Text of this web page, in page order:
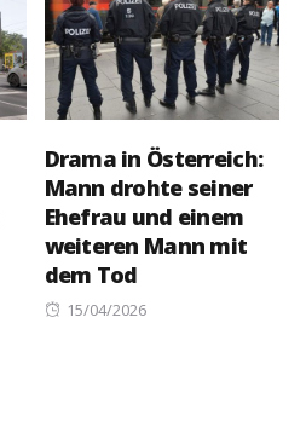
Drama in Österreich:
Mann drohte seiner
Ehefrau und einem
weiteren Mann mit
dem Tod
Posted
15/04/2026